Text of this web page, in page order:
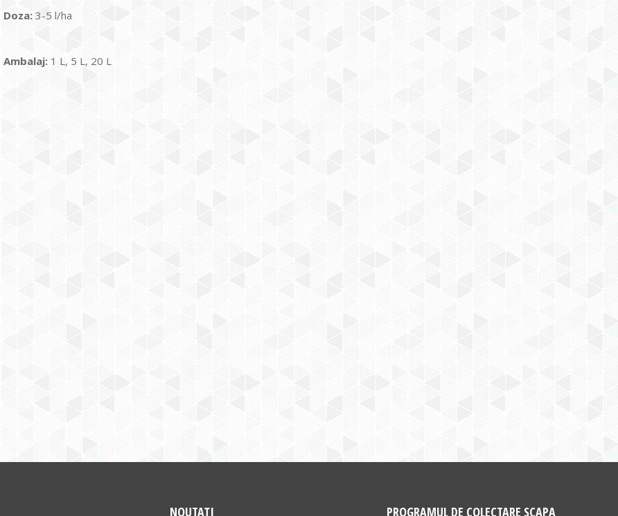
Doza: 3-5 l/ha
Ambalaj: 1 L, 5 L, 20 L
NOUTAȚI PROGRAMUL DE COLECTARE SCAPA